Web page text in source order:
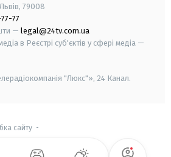
79008
77
— legal@24tv.com.ua
в Реєстрі суб'єктів у сфері медіа —
"Люкс"», 24 Канал.
сайту-